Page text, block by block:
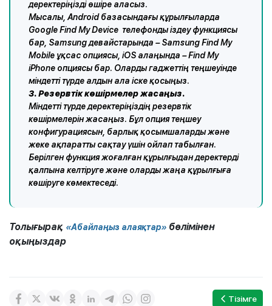
деректеріңізді өшіре аласыз.
Мысалы, Android базасындағы құрылғыларда
Google Find My Device телефонды іздеу функциясы
бар, Samsung девайстарында – Samsung Find My
Mobile ұқсас опциясы, iOS алаңында – Find My
iPhone опциясы бар. Оларды гаджеттің теңшеуінде
міндетті түрде алдын ала іске қосыңыз.
3. Резервтік көшірмелер жасаңыз.
Міндетті түрде деректеріңіздің резервтік
көшірмелерін жасаңыз. Бұл опция теңшеу
конфигурациясын, барлық қосымшаларды және
жеке ақпаратты сақтау үшін ойлап табылған.
Берілген функция жоғалған құрылғыдан деректерді
қалпына келтіруге және оларды жаңа құрылғыға
көшіруге көмектеседі.
Толығырақ «Абайлаңыз алаяқтар» бөлімінен
оқыңыздар
Тізімге